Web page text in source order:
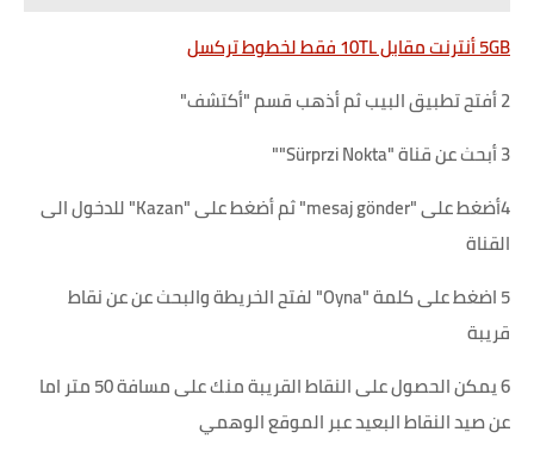
5GB أنترنت مقابل 10TL فقط لخطوط تركسل
2 أفتح تطبيق البيب ثم أذهب قسم "أكتشف"
3 أبحث عن قناة "Sürprzi Nokta""
4أضغط على "mesaj gönder" ثم أضغط على "Kazan" للدخول الى
القناة
5 اضغط على كلمة "Oyna" لفتح الخريطة والبحث عن عن نقاط
قريبة
6 يمكن الحصول على النقاط القريبة منك على مسافة 50 متر اما
عن صيد النقاط البعيد عبر الموقع الوهمي